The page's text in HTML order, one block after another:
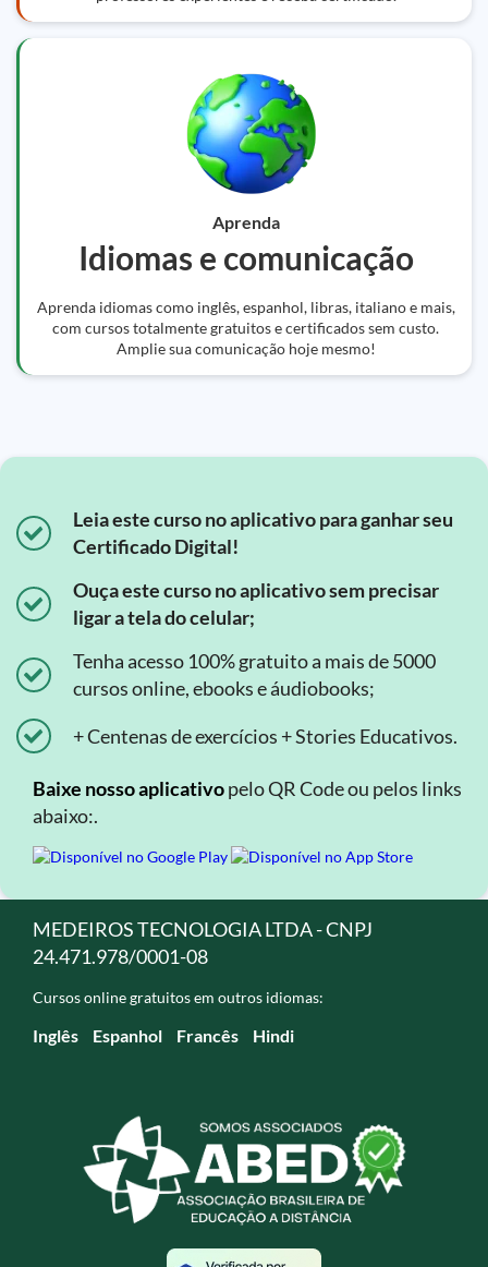
Aprenda
Idiomas e comunicação
Aprenda idiomas como inglês, espanhol, libras, italiano e mais,
com cursos totalmente gratuitos e certificados sem custo.
Amplie sua comunicação hoje mesmo!
Leia este curso no aplicativo para ganhar seu
Certificado Digital!
Ouça este curso no aplicativo sem precisar
ligar a tela do celular;
Tenha acesso 100% gratuito a mais de 5000
cursos online, ebooks e áudiobooks;
+ Centenas de exercícios + Stories Educativos.
Baixe nosso aplicativopelo QR Code ou pelos links
abaixo:.
MEDEIROS TECNOLOGIA LTDA - CNPJ
24.471.978/0001-08
Cursos online gratuitos em outros idiomas:
Inglês Espanhol Francês Hindi